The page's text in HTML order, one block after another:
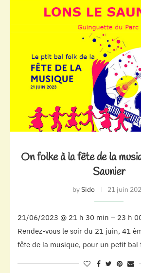
On folke à la fête de la
Saunier
bySido 21 juin
21/06/2023 @ 21 h 30 min – 23 h
Rendez-vous le soir du 21 juin, 41
fête de la musique, pour un petit bal